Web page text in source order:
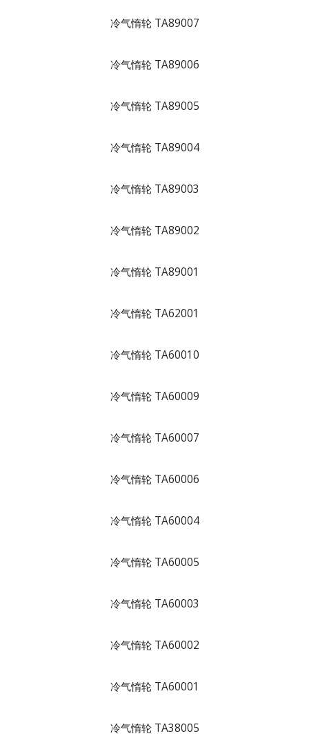
冷气惰轮 TA89007
冷气惰轮 TA89006
冷气惰轮 TA89005
冷气惰轮 TA89004
冷气惰轮 TA89003
冷气惰轮 TA89002
冷气惰轮 TA89001
冷气惰轮 TA62001
冷气惰轮 TA60010
冷气惰轮 TA60009
冷气惰轮 TA60007
冷气惰轮 TA60006
冷气惰轮 TA60004
冷气惰轮 TA60005
冷气惰轮 TA60003
冷气惰轮 TA60002
冷气惰轮 TA60001
冷气惰轮 TA38005